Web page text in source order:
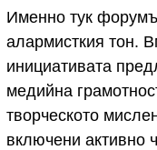
Именно тук
алармисткия тон.
инициативата
медийна
творческото
включени активно